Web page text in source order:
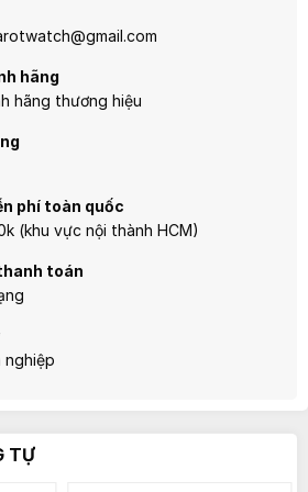
hãng
hãng thương hiệu
phí toàn quốc
(khu vực nội thành HCM)
toán
nghiệp
TỰ